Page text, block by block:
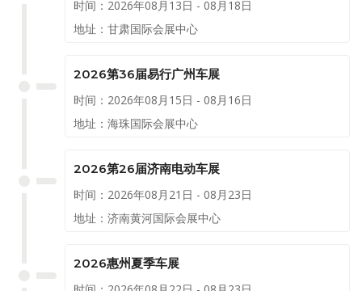
时间：2026年08月13日 - 08月18日
地址：甘肃国际会展中心
2026第36届易行广州车展
时间：2026年08月15日 - 08月16日
地址：海珠国际会展中心
2026第26届济南电动车展
时间：2026年08月21日 - 08月23日
地址：济南黄河国际会展中心
2026惠州夏季车展